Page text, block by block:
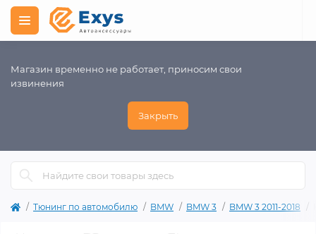
Магазин временно не работает, приносим свои
извинения
Закрыть
Тюнинг по автомобилю BMW BMW 3 BMW 3 2011-2018